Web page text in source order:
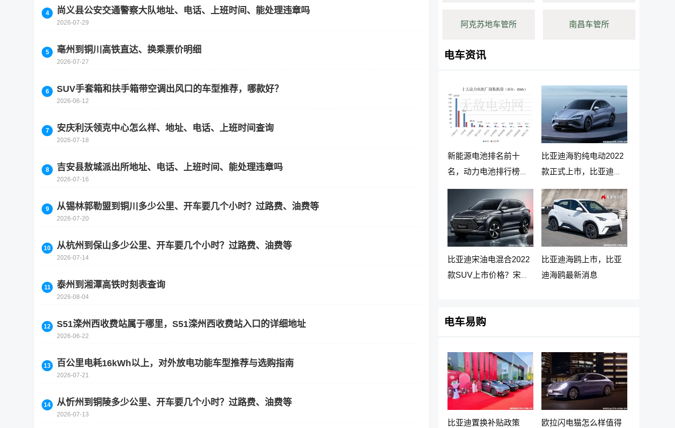
尚义县公安交通警察大队地址、电话、上班时间、能处理违章吗
2026-07-29
亳州到铜川高铁直达、换乘票价明细
2026-07-27
SUV手套箱和扶手箱带空调出风口的车型推荐，哪款好？
2026-06-12
安庆利沃领克中心怎么样、地址、电话、上班时间查询
2026-07-18
吉安县敖城派出所地址、电话、上班时间、能处理违章吗
2026-07-16
从锡林郭勒盟到铜川多少公里、开车要几个小时？过路费、油费等
2026-07-20
从杭州到保山多少公里、开车要几个小时？过路费、油费等
2026-07-14
泰州到湘潭高铁时刻表查询
2026-08-04
S51滦州西收费站属于哪里，S51滦州西收费站入口的详细地址
2026-06-22
百公里电耗16kWh以上，对外放电功能车型推荐与选购指南
2026-07-21
从忻州到铜陵多少公里、开车要几个小时？过路费、油费等
2026-07-13
阿克苏地车管所 南昌车管所
电车资讯
新能源电池排名前十
名，动力电池排行榜前
十名
比亚迪海豹纯电动2022
款正式上市，比亚迪海
豹纯电动报价20.98万起
比亚迪宋油电混合2022
款SUV上市价格？宋
比亚迪海鸥上市，比亚
迪海鸥最新消息
电车易购
比亚迪置换补贴政策
欧拉闪电猫怎么样值得